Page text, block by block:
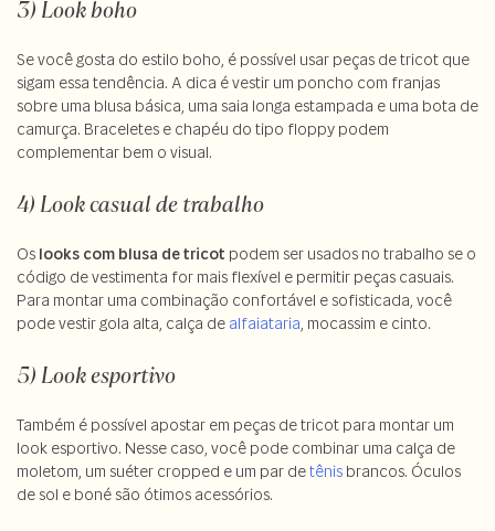
3) Look boho
Se você gosta do estilo boho, é possível usar peças de tricot que
sigam essa tendência. A dica é vestir um poncho com franjas
sobre uma blusa básica, uma saia longa estampada e uma bota de
camurça. Braceletes e chapéu do tipo floppy podem
complementar bem o visual.
4) Look casual de trabalho
Os looks com blusa de tricot podem ser usados no trabalho se o
código de vestimenta for mais flexível e permitir peças casuais.
Para montar uma combinação confortável e sofisticada, você
pode vestir gola alta, calça de alfaiataria , mocassim e cinto.
5) Look esportivo
Também é possível apostar em peças de tricot para montar um
look esportivo. Nesse caso, você pode combinar uma calça de
moletom, um suéter cropped e um par detênis brancos. Óculos
de sol e boné são ótimos acessórios.